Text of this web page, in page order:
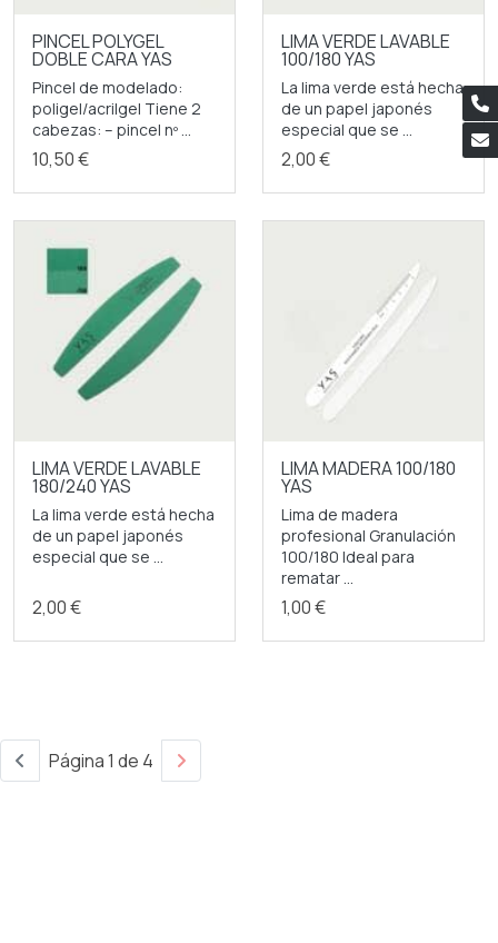
PINCEL POLYGEL
DOBLE CARA YAS
Pincel de modelado:
poligel/acrilgel Tiene 2
cabezas: – pincel nº ...
10,50 €
LIMA VERDE LAVABLE
100/180 YAS
La lima verde está hecha
de un papel japonés
especial que se ...
2,00 €
LIMA VERDE LAVABLE
180/240 YAS
La lima verde está hecha
de un papel japonés
especial que se ...
2,00 €
LIMA MADERA 100/180
YAS
Lima de madera
profesional Granulación
100/180 Ideal para
rematar ...
1,00 €
Página 1 de 4